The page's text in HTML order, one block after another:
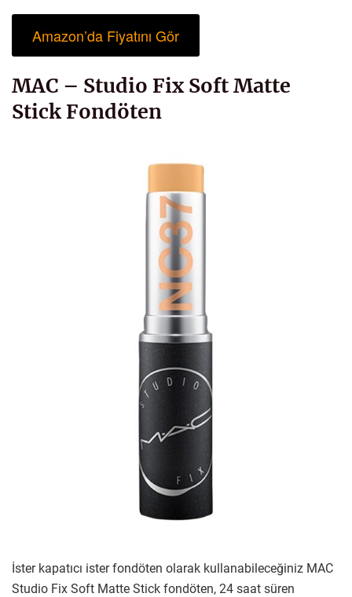
Amazon’da Fiyatını Gör
MAC – Studio Fix Soft Matte
Stick Fondöten
İster kapatıcı ister fondöten olarak kullanabileceğiniz MAC
Studio Fix Soft Matte Stick fondöten, 24 saat süren